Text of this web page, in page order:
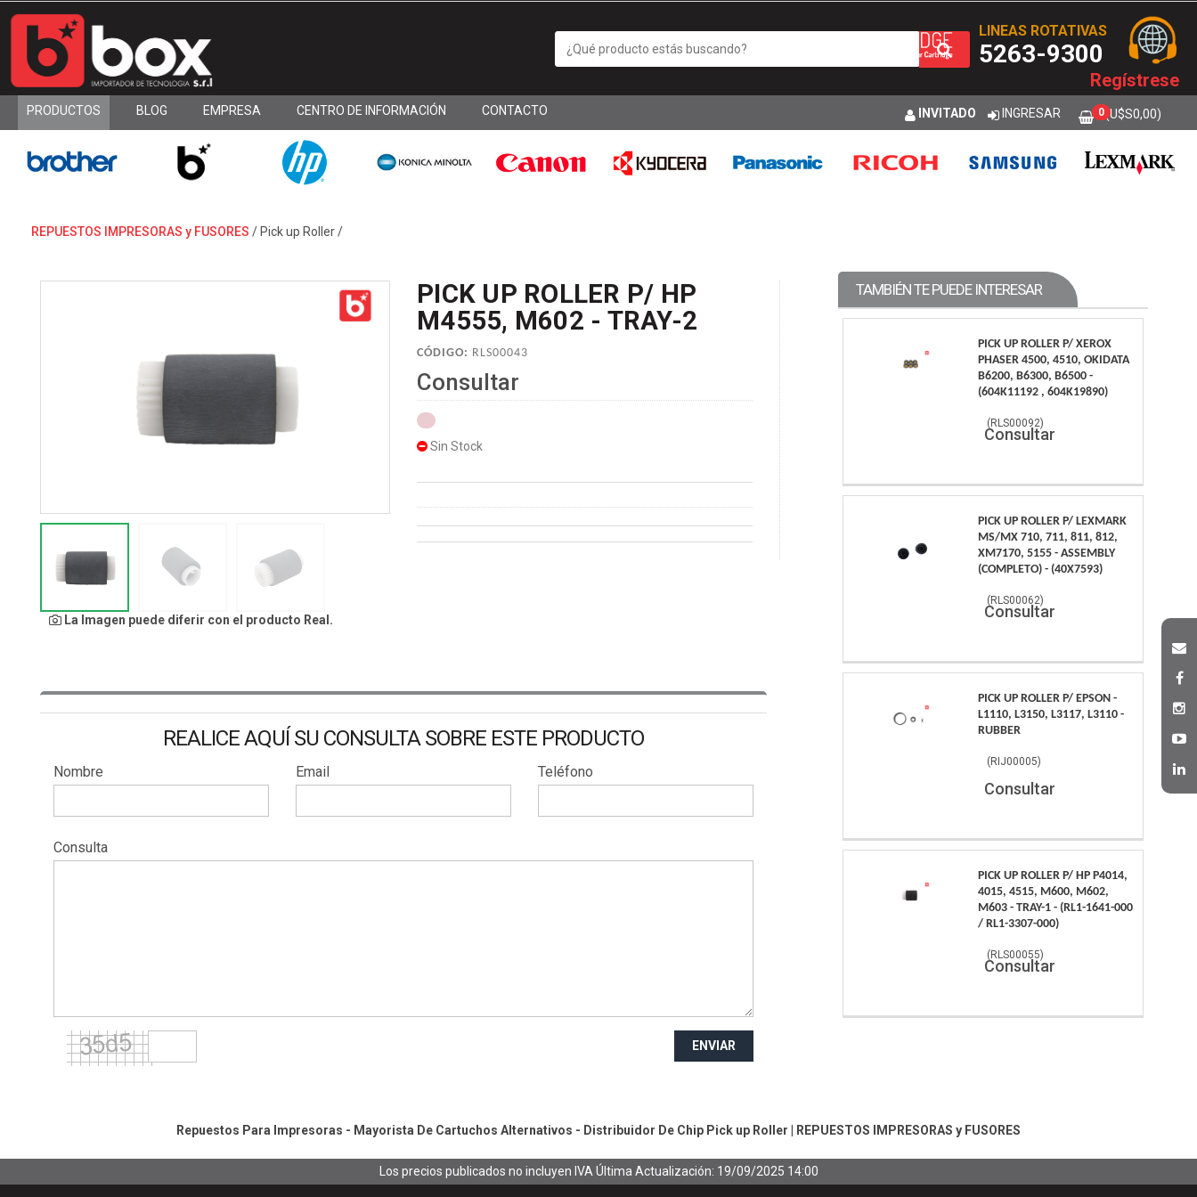
INVITADO INGRESAR 0 (U$S0,00)
PRODUCTOS BLOG EMPRESA CENTRO DE INFORMACIÓN CONTACTO
LINEAS ROTATIVAS
5263-9300
Regístrese
REPUESTOS IMPRESORAS y FUSORES / Pick up Roller/
La Imagen puede diferir con el producto Real.
PICK UP ROLLER P/ HP
M4555, M602 - TRAY-2
CÓDIGO: RLS00043
Consultar
Sin Stock
REALICE AQUÍ SU CONSULTA SOBRE ESTE PRODUCTO
Nombre Email Teléfono
Consulta
ENVIAR
TAMBIÉN TE PUEDE INTERESAR
PICK UP ROLLER P/ XEROX
PHASER 4500, 4510, OKIDATA
B6200, B6300, B6500 -
(604K11192 , 604K19890)
( RLS00092)
Consultar
PICK UP ROLLER P/ LEXMARK
MS/MX 710, 711, 811, 812,
XM7170, 5155 - ASSEMBLY
(COMPLETO) - (40X7593)
( RLS00062)
Consultar
PICK UP ROLLER P/ EPSON -
L1110, L3150, L3117, L3110 -
RUBBER
( RIJ00005)
Consultar
PICK UP ROLLER P/ HP P4014,
4015, 4515, M600, M602,
M603 - TRAY-1 - (RL1-1641-000
/ RL1-3307-000)
( RLS00055)
Consultar
Repuestos Para Impresoras - Mayorista De Cartuchos Alternativos - Distribuidor De Chip Pick up Roller REPUESTOS IMPRESORAS y FUSORES
Los precios publicados no incluyen IVA Última Actualización: 19/09/2025 14:00